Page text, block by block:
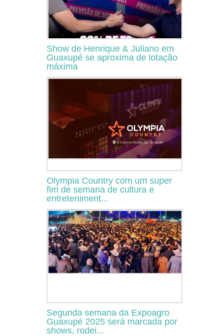
Show de Henrique & Juliano em
Guaxupé se aproxima de lotação
máxima
Olympia Country com um super
fim de semana de cultura e
entreteniment...
Segunda semana da Expoagro
Guaxupé 2025 será marcada por
shows, rodei...